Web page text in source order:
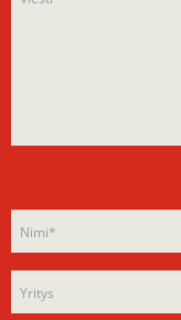
leave
this
empty.
leave
this
field
empty.